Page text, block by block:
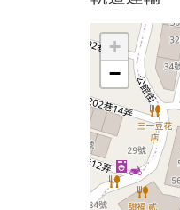
+
−